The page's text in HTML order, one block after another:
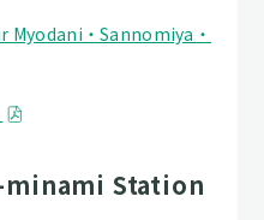
Myodani・Sannomiya・
minami Station